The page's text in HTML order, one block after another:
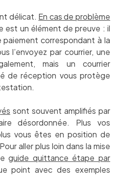
délicat. En cas de problème
est un élément de preuve : il
correspondant à la
l’envoyez par courrier, une
mais un courrier
de réception vous protège
sont souvent amplifiés par
désordonnée. Plus vos
vous êtes en position de
aller plus loin dans la mise
guide quittance étape par
point avec des exemples